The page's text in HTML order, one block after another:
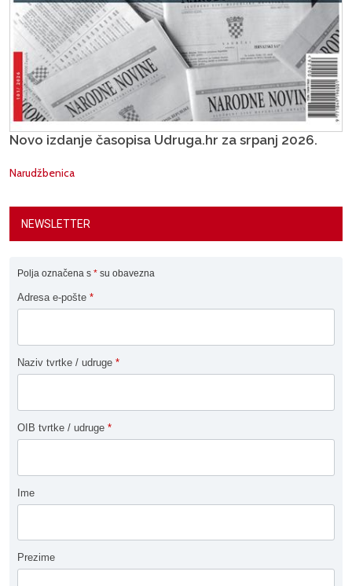
Novo izdanje časopisa Udruga.hr za srpanj 2026.
Narudžbenica
NEWSLETTER
Polja označena s * su obavezna
Adresa e-pošte *
Naziv tvrtke / udruge *
OIB tvrtke / udruge *
Ime
Prezime